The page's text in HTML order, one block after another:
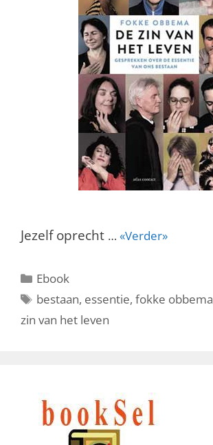
Jezelf oprecht … «Verder»
Categorieën
Ebook
Tags
bestaan, essentie,fokke obbema
zin van het leven